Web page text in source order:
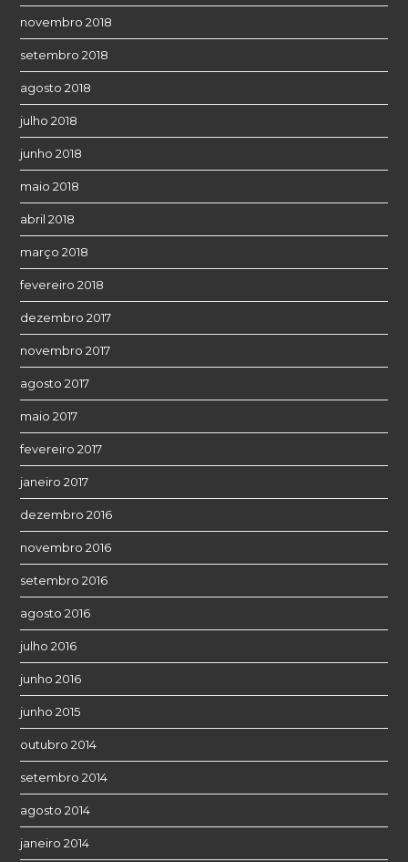
novembro 2018
setembro 2018
agosto 2018
julho 2018
junho 2018
maio 2018
abril 2018
março 2018
fevereiro 2018
dezembro 2017
novembro 2017
agosto 2017
maio 2017
fevereiro 2017
janeiro 2017
dezembro 2016
novembro 2016
setembro 2016
agosto 2016
julho 2016
junho 2016
junho 2015
outubro 2014
setembro 2014
agosto 2014
janeiro 2014